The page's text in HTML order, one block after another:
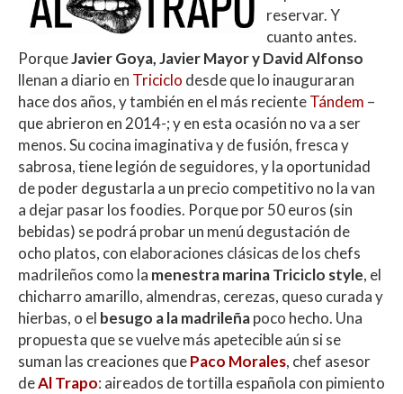
at
s
A
p
p
e
b
o
o
k
itt
er
m
p
ar
ti
r
reservar. Y
cuanto antes.
PorqueJavier Goya, Javier Mayor y David Alfonso
llenan a diario en Triciclo desde que lo inauguraran
hace dos años, y también en el más recienteTándem –
que abrieron en 2014-; y en esta ocasión no va a ser
menos. Su cocina imaginativa y de fusión, fresca y
sabrosa, tiene legión de seguidores, y la oportunidad
de poder degustarla a un precio competitivo no la van
a dejar pasar los foodies. Porque por 50 euros (sin
bebidas) se podrá probar un menú degustación de
ocho platos, con elaboraciones clásicas de los chefs
madrileños como la menestra marina Triciclo style, el
chicharro amarillo, almendras, cerezas, queso curada y
hierbas, o el besugo a la madrileñapoco hecho. Una
propuesta que se vuelve más apetecible aún si se
suman las creaciones quePaco Morales, chef asesor
deAl Trapo: aireados de tortilla española con pimiento